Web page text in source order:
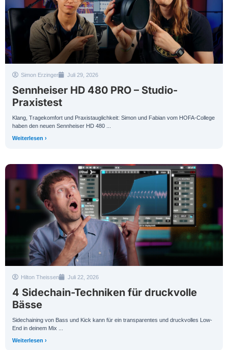
Simon Erzinger Juli 29, 2026
Sennheiser HD 480 PRO – Studio-
Praxistest
Klang, Tragekomfort und Praxistauglichkeit: Simon und Fabian vom HOFA-College
haben den neuen Sennheiser HD 480 ...
Weiterlesen ›
Hilton Theissen Juli 22, 2026
4 Sidechain-Techniken für druckvolle
Bässe
Sidechaining von Bass und Kick kann für ein transparentes und druckvolles Low-
End in deinem Mix ...
Weiterlesen ›